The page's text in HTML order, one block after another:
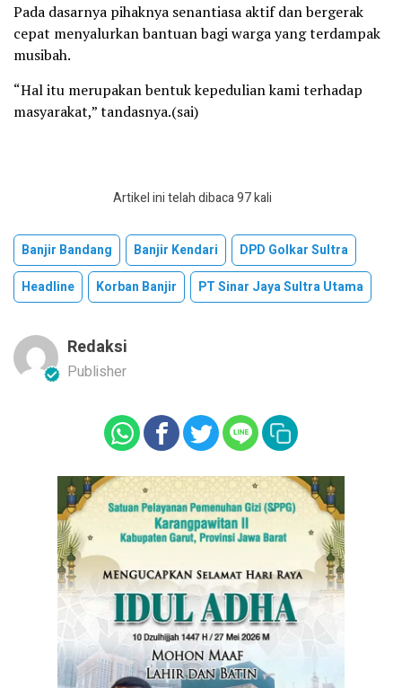
Pada dasarnya pihaknya senantiasa aktif dan bergerak
cepat menyalurkan bantuan bagi warga yang terdampak
musibah.
“Hal itu merupakan bentuk kepedulian kami terhadap
masyarakat,” tandasnya.(sai)
Artikel ini telah dibaca 97 kali
Banjir Bandang Banjir Kendari
DPD Golkar Sultra
Headline
Korban Banjir PT Sinar Jaya Sultra Utama
Redaksi
Publisher